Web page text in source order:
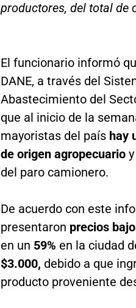
productores, del total de
El funcionario informó
DANE, a través del
Abastecimiento del
que al inicio de la
mayoristas del país hay
de origen agropecuarioy
del paro camionero.
De acuerdo con este
presentaron precios
en un 59% en la ciudad
$3.000, debido a que
producto proveniente